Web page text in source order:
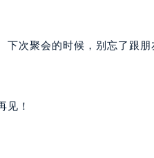
）
需提前预约）
下次聚会的时候，别忘了跟朋
见！